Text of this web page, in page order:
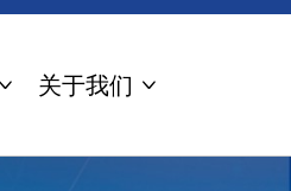
关于我们